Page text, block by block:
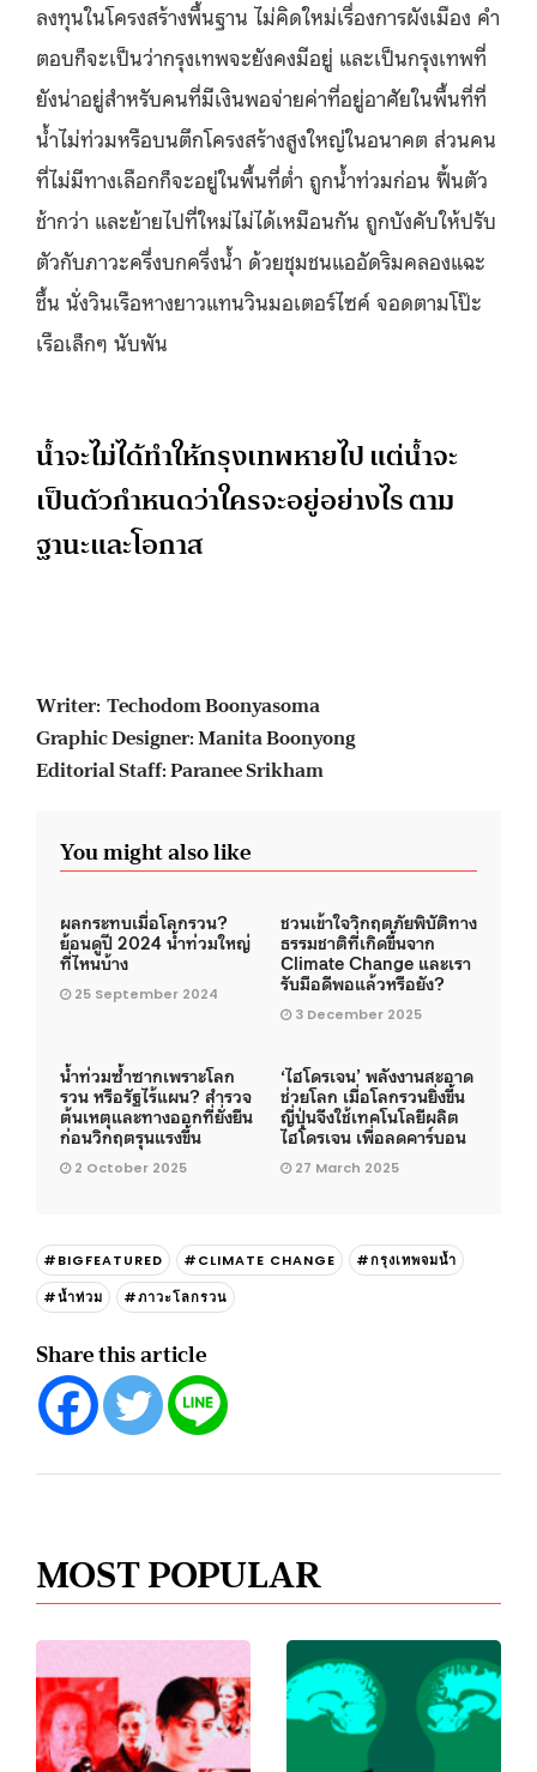
ลงทุนในโครงสร้างพื้นฐาน ไม่คิดใหม่เรื่องการผังเมือง คำ
ตอบก็จะเป็นว่ากรุงเทพจะยังคงมีอยู่ และเป็นกรุงเทพที่
ยังน่าอยู่สำหรับคนที่มีเงินพอจ่ายค่าที่อยู่อาศัยในพื้นที่ที่
น้ำไม่ท่วมหรือบนตึกโครงสร้างสูงใหญ่ในอนาคต ส่วนคน
ที่ไม่มีทางเลือกก็จะอยู่ในพื้นที่ต่ำ ถูกน้ำท่วมก่อน ฟื้นตัว
ช้ากว่า และย้ายไปที่ใหม่ไม่ได้เหมือนกัน ถูกบังคับให้ปรับ
ตัวกับภาวะครึ่งบกครึ่งน้ำ ด้วยชุมชนแออัดริมคลองแฉะ
ชื้น นั่งวินเรือหางยาวแทนวินมอเตอร์ไซค์ จอดตามโป๊ะ
เรือเล็กๆ นับพัน
น้ำจะไม่ได้ทำให้กรุงเทพหายไป แต่น้ำจะ
เป็นตัวกำหนดว่าใครจะอยู่อย่างไร ตาม
ฐานะและโอกาส
Writer: Techodom Boonyasoma
Graphic Designer: Manita Boonyong
Editorial Staff: Paranee Srikham
You might also like
ผลกระทบเมื่อโลกรวน?
ย้อนดูปี 2024 น้ำท่วมใหญ่
ที่ไหนบ้าง
25 September 2024
ชวนเข้าใจวิกฤตภัยพิบัติทาง
ธรรมชาติที่เกิดขึ้นจาก
Climate Change และเรา
รับมือดีพอแล้วหรือยัง?
3 December 2025
น้ำท่วมซ้ำซากเพราะโลก
รวน หรือรัฐไร้แผน? สำรวจ
ต้นเหตุและทางออกที่ยั่งยืน
ก่อนวิกฤตรุนแรงขึ้น
2 October 2025
‘ไฮโดรเจน’ พลังงานสะอาด
ช่วยโลก เมื่อโลกรวนยิ่งขึ้น
ญี่ปุ่นจึงใช้เทคโนโลยีผลิต
ไฮโดรเจน เพื่อลดคาร์บอน
27 March 2025
#BIGFEATURED #CLIMATE CHANGE
#กรุงเทพจมน้ำ
#น้ำท่วม
#ภาวะโลกรวน
Share this article
MOST POPULAR